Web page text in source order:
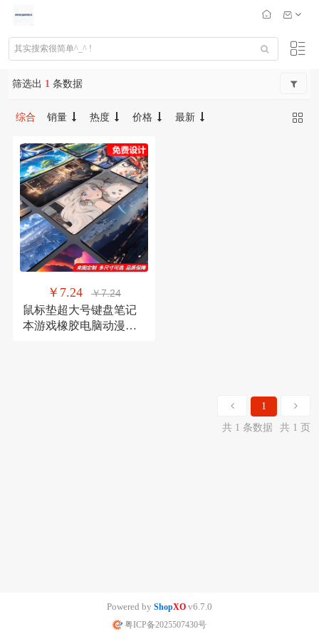
筛选出 1 条数据
综合 销量 热度 价格 最新
￥7.24 ￥7.24
鼠标垫超大号键盘笔记
本游戏橡胶电脑动漫精
1
共 1 条数据
共 1 页
Powered by ShopXO v6.7.0
粤ICP备2025507430号